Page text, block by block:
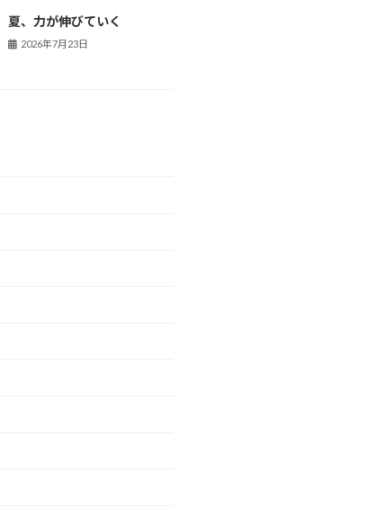
夏、力が伸びていく
2026年7月23日